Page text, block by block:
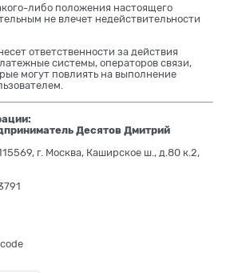
либо положения настоящего
не влечет недействительности
ответственности за действия
системы, операторов связи,
могут повлиять на выполнение
Десятов Дмитрий
г. Москва, Каширское ш., д.80 к.2,